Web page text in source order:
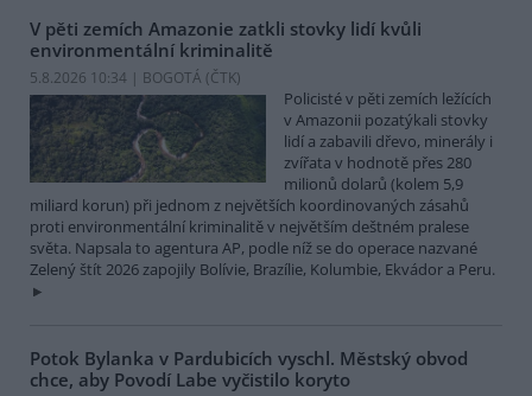
V pěti zemích Amazonie zatkli stovky lidí kvůli
environmentální kriminalitě
5.8.2026 10:34 | BOGOTÁ (ČTK)
Policisté v pěti zemích ležících
v Amazonii pozatýkali stovky
lidí a zabavili dřevo, minerály i
zvířata v hodnotě přes 280
milionů dolarů (kolem 5,9
miliard korun) při jednom z největších koordinovaných zásahů
proti environmentální kriminalitě v největším deštném pralese
světa. Napsala to agentura AP, podle níž se do operace nazvané
Zelený štít 2026 zapojily Bolívie, Brazílie, Kolumbie, Ekvádor a Peru.
Potok Bylanka v Pardubicích vyschl. Městský obvod
chce, aby Povodí Labe vyčistilo koryto